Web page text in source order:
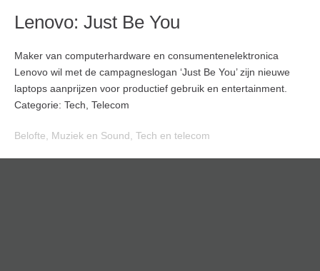
Lenovo: Just Be You
Maker van computerhardware en consumentenelektronica
Lenovo wil met de campagneslogan ‘Just Be You’ zijn nieuwe
laptops aanprijzen voor productief gebruik en entertainment.
Categorie: Tech, Telecom
Belofte Muziek en Sound Tech en telecom